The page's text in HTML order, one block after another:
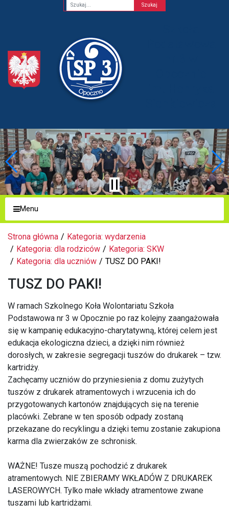
Fraza
Menu
Strona główna
Kategoria: wydarzenia
Kategoria: dla rodziców
Kategoria: SKW
Kategoria: dla uczniów
TUSZ DO PAKI!
TUSZ DO PAKI!
W ramach Szkolnego Koła Wolontariatu Szkoła
Podstawowa nr 3 w Opocznie po raz kolejny zaangażowała
się w kampanię edukacyjno-charytatywną, której celem jest
edukacja ekologiczna dzieci, a dzięki nim również
dorosłych, w zakresie segregacji tuszów do drukarek – tzw.
kartridży.
Zachęcamy uczniów do przyniesienia z domu zużytych
tuszów z drukarek atramentowych i wrzucenia ich do
przygotowanych kartonów znajdujących się na terenie
placówki. Zebrane w ten sposób odpady zostaną
przekazane do recyklingu a dzięki temu zostanie zakupiona
karma dla zwierzaków ze schronisk.
WAŻNE! Tusze muszą pochodzić z drukarek
atramentowych. NIE ZBIERAMY WKŁADÓW Z DRUKAREK
LASEROWYCH. Tylko małe wkłady atramentowe zwane
tuszami lub kartridżami.